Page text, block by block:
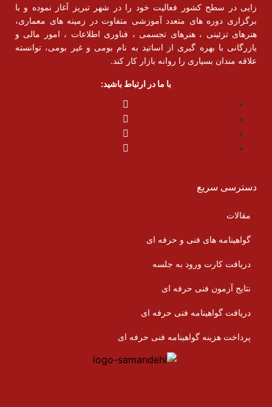
زایی در سطح کشور فعالیت خود را در شهر تبریز آغاز نموده و با
برگزاری دوره های متعدد آموزشی متفاوت در زمینه های معماری،
هنرهای تزئینی ، هنرهای تجسمی ، فناوری اطلاعات ، امور مالی و
یازرگانی با بهره گیری از اساتید به نام بومی و غیر بومی، توانسته
علاقه مندان بسیاری را روانه بازار کار کند.
با ما در ارتباط باشید:
دسترسی سریع
مقالات
گواهینامه های فنی و حرفه ای
دریافت کارت ورود به جلسه
نتایج آزمون فنی حرفه ای
دریافت گواهینامه فنی حرفه ای
پرداخت هزینه گواهینامه فنی حرفه ای